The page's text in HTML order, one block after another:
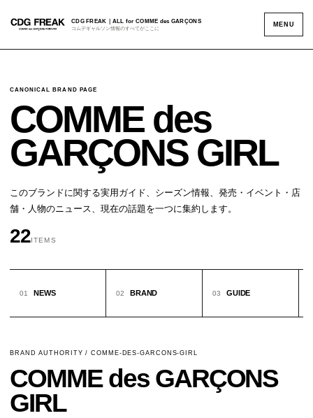
CDG FREAK｜ALL for COMME des GARÇONS
コムデギャルソン情報のすべてがここに MENU
CANONICAL BRAND PAGE
COMME des
GARÇONS GIRL
このブランドに関する実用ガイド、シーズン情報、発売・イベント・店
舗・人物のニュース、現在の話題を一つに集約します。
22ITEMS
01 NEWS 02 BRAND 03 GUIDE
BRAND AUTHORITY / COMME-DES-GARCONS-GIRL
COMME des GARÇONS
GIRL